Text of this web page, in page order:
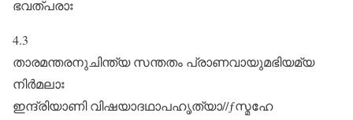
ഭവത്പരാഃ
4.3
താരമന്തരനുചിന്ത്യ സന്തതം പ്രാണവായുമഭിയമ്യ
നിർമലാഃ
ഇന്ദ്രിയാണി വിഷയാദഥാപഹൃത്യാ//ƒസ്മഹേ